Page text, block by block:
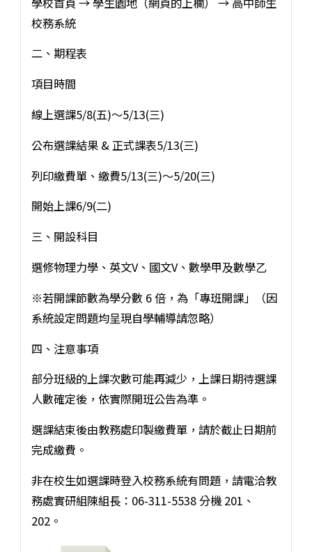
校務系統
二、期程表
項目時間
線上選課5/8(五)～5/13(三)
公布選課結果 & 正式課表5/13(三)
列印繳費單、繳費5/13(三)～5/20(三)
開始上課6/9(二)
三、開設科目
選修物理力學、英文V、國文V、數學甲及數學乙
※若開課節數為學分數 6 倍，為「專班開課」（因
系統設定問題均呈現自學輔導請忽略）
四、注意事項
部分班級的上課次數可能再減少，上課日期待選課
人數確定後，依實際開班公告為準。
選課結束後由教務處印製繳費單，請於截止日期前
完成繳費。
非在校生如選課時登入校務系統有問題，請電洽教
務處實研組陳組長：06-311-5538 分機 201、
202。